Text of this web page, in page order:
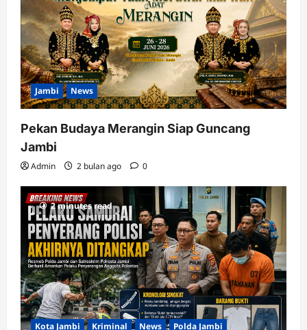
Jambi News
Pekan Budaya Merangin Siap Guncang
Jambi
Admin 2 bulan ago 0
2 minutes read
Kota Jambi Kriminal News Polda Jambi